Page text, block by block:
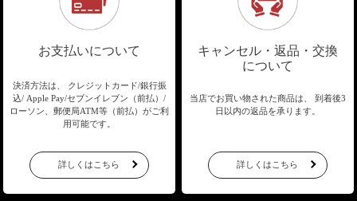
お支払いについて
決済方法は、 クレジットカード/銀行振
込/ Apple Pay/セブンイレブン（前払）/
ローソン、郵便局ATM等（前払）がご利
用可能です。
詳しくはこちら
キャンセル・返品・交換
について
当店でお買い物された商品は、
到着後3
日以内の返品を承ります。
詳しくはこちら